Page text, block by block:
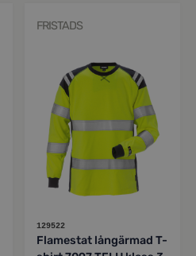
FRISTADS
129522
Flamestat långärmad T-